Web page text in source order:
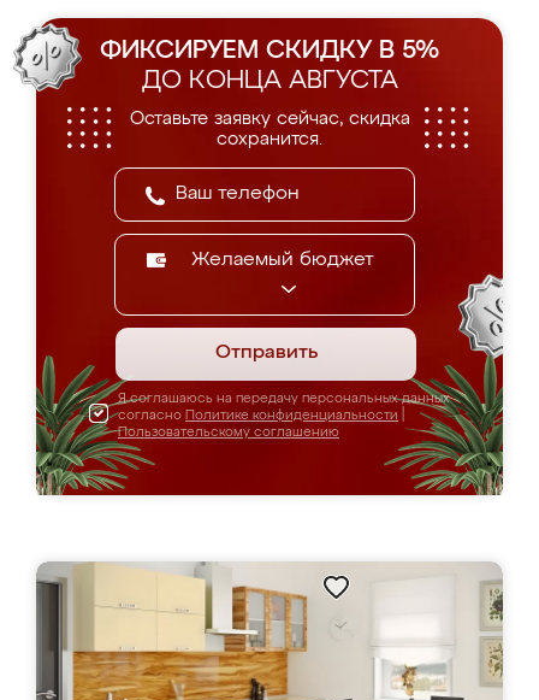
ФИКСИРУЕМ СКИДКУ В 5%
ДО КОНЦА АВГУСТА
Оставьте заявку сейчас, скидка
сохранится.
Желаемый бюджет
Отправить
Я соглашаюсь на передачу персональных данных
согласно Политике конфиденциальности
Пользовательскому соглашению